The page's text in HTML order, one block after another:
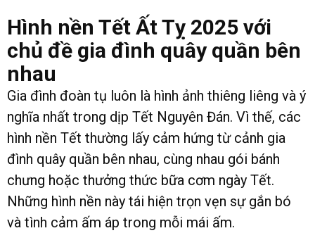
Hình nền Tết Ất Tỵ 2025 với
chủ đề gia đình quây quần bên
nhau
Gia đình đoàn tụ luôn là hình ảnh thiêng liêng và ý
nghĩa nhất trong dịp Tết Nguyên Đán. Vì thế, các
hình nền Tết thường lấy cảm hứng từ cảnh gia
đình quây quần bên nhau, cùng nhau gói bánh
chưng hoặc thưởng thức bữa cơm ngày Tết.
Những hình nền này tái hiện trọn vẹn sự gắn bó
và tình cảm ấm áp trong mỗi mái ấm.